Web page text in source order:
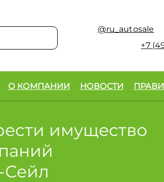
@ru_autosale
+7
О КОМПАНИИ НОВОСТИ
имущество
Сейл